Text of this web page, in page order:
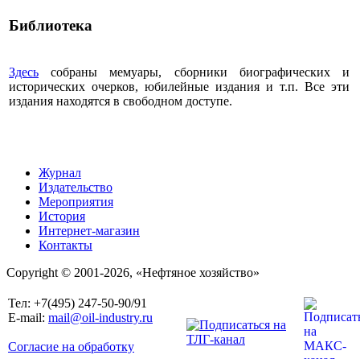
Библиотека
Здесь собраны мемуары, сборники биографических и
исторических очерков, юбилейные издания и т.п. Все эти
издания находятся в свободном доступе.
Журнал
Издательство
Мероприятия
История
Интернет-магазин
Контакты
Copyright © 2001-2026, «Нефтяное хозяйство»
Тел: +7(495) 247-50-90/91
E-mail: mail@oil-industry.ru
Согласие на обработку